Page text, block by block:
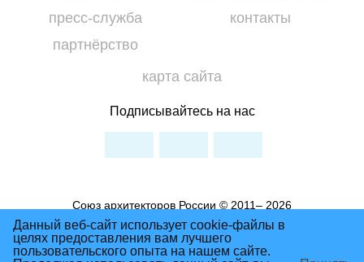
пресс-служба
партнёрство
контакты
карта сайта
Подписывайтесь на нас
Союз архитекторов России © 2011– 2026
Условия использования материалов сайта
Политика Конфиденциальности
Данный веб-сайт использует cookie-файлы в
целях предоставления вам лучшего
пользовательского опыта на нашем сайте.